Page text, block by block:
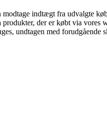
indtægt fra udvalgte
der er købt via vores
undtagen med forudgående